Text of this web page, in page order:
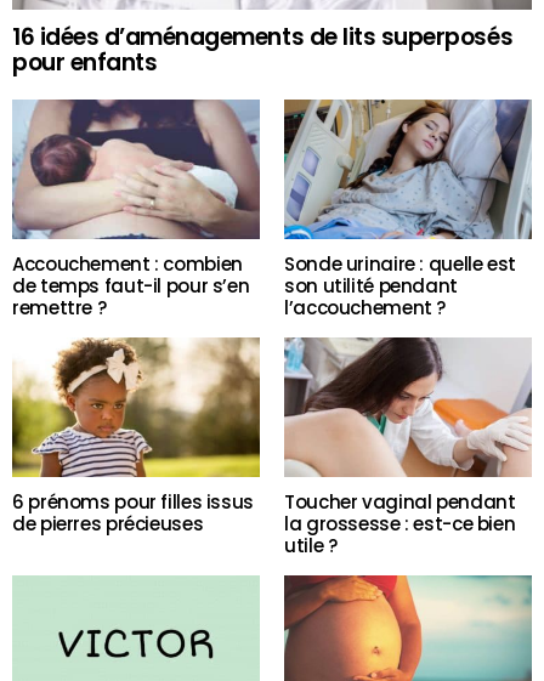
16 idées d’aménagements de lits superposés
pour enfants
Accouchement : combien
de temps faut-il pour s’en
remettre ?
Sonde urinaire : quelle est
son utilité pendant
l’accouchement ?
6 prénoms pour filles issus
de pierres précieuses
Toucher vaginal pendant
la grossesse : est-ce bien
utile ?